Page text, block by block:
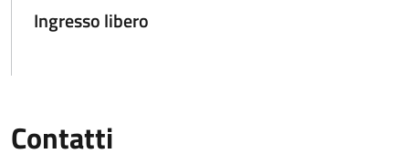
Ingresso libero
Contatti